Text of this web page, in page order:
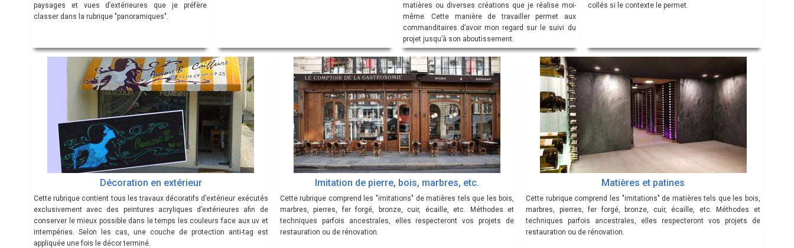
paysages et vues d’extérieures que je préfère
classer dans la rubrique "panoramiques".
matières ou diverses créations que je réalise moi-
même. Cette manière de travailler permet aux
commanditaires d’avoir mon regard sur le suivi du
projet jusqu’à son aboutissement.
collés si le contexte le permet.
Décoration en extérieur
Cette rubrique contient tous les travaux décoratifs d’extérieur exécutés
exclusivement avec des peintures acryliques d’extérieures afin de
conserver le mieux possible dans le temps les couleurs face aux uv et
intempéries. Selon les cas, une couche de protection anti-tag est
appliquée une fois le décor terminé.
Imitation de pierre, bois, marbres, etc.
Cette rubrique comprend les "imitations" de matières tels que les bois,
marbres, pierres, fer forgé, bronze, cuir, écaille, etc. Méthodes et
techniques parfois ancestrales, elles respecteront vos projets de
restauration ou de rénovation.
Matières et patines
Cette rubrique comprend les "imitations" de matières tels que les bois,
marbres, pierres, fer forgé, bronze, cuir, écaille, etc. Méthodes et
techniques parfois ancestrales, elles respecteront vos projets de
restauration ou de rénovation.